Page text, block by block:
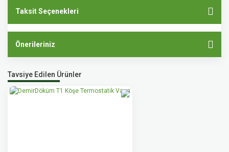
Taksit Seçenekleri
Önerileriniz
Tavsiye Edilen Ürünler